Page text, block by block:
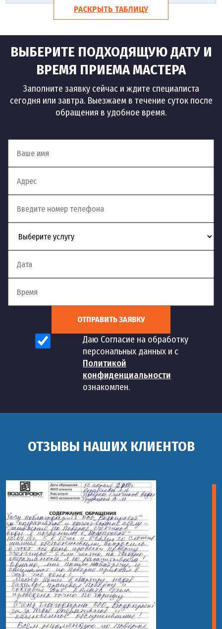
РАСКРЫТЬ ТАБЛИЦУ
ВЫБЕРИТЕ ПОДХОДЯЩУЮ ДАТУ И
ВРЕМЯ ПРИЕМА МАСТЕРА
Заполните заявку сейчас и ждите специалиста
сегодня или завтра. Выезжаем в течение суток после
обращения в удобное время.
ОТПРАВИТЬ ЗАЯВКУ
Даю Согласие на обработку
персональных данных и с
Политикой
конфиденциальности
ознакомлен.
ОТЗЫВЫ НАШИХ КЛИЕНТОВ